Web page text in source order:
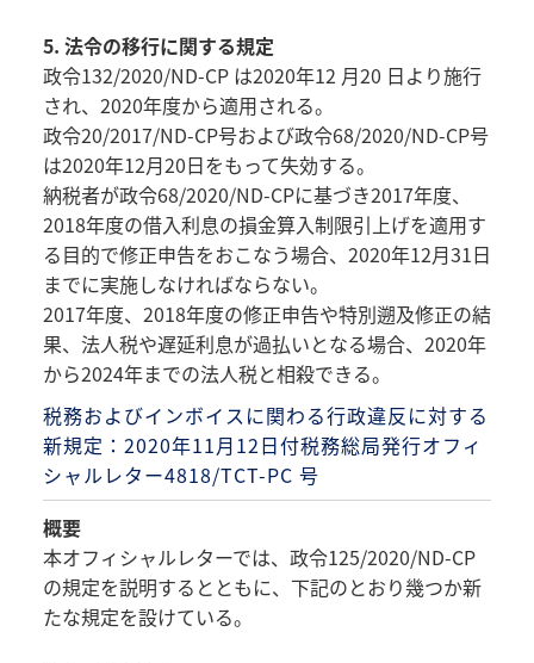
5. 法令の移行に関する規定
政令132/2020/ND-CP は2020年12 月20 日より施行
され、2020年度から適用される。
政令20/2017/ND-CP号および政令68/2020/ND-CP号
は2020年12月20日をもって失効する。
納税者が政令68/2020/ND-CPに基づき2017年度、
2018年度の借入利息の損金算入制限引上げを適用す
る目的で修正申告をおこなう場合、2020年12月31日
までに実施しなければならない。
2017年度、2018年度の修正申告や特別遡及修正の結
果、法人税や遅延利息が過払いとなる場合、2020年
から2024年までの法人税と相殺できる。
税務およびインボイスに関わる行政違反に対する
新規定：2020年11月12日付税務総局発行オフィ
シャルレター4818/TCT-PC 号
概要
本オフィシャルレターでは、政令125/2020/ND-CP
の規定を説明するとともに、下記のとおり幾つか新
たな規定を設けている。